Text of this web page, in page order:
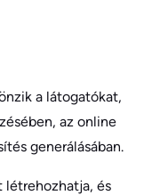
a látogatókat,
az online
generálásában.
és